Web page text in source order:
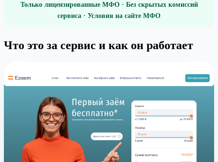
Только лицензированные МФО · Без скрытых комиссий
сервиса · Условия на сайте МФО
Что это за сервис и как он работает